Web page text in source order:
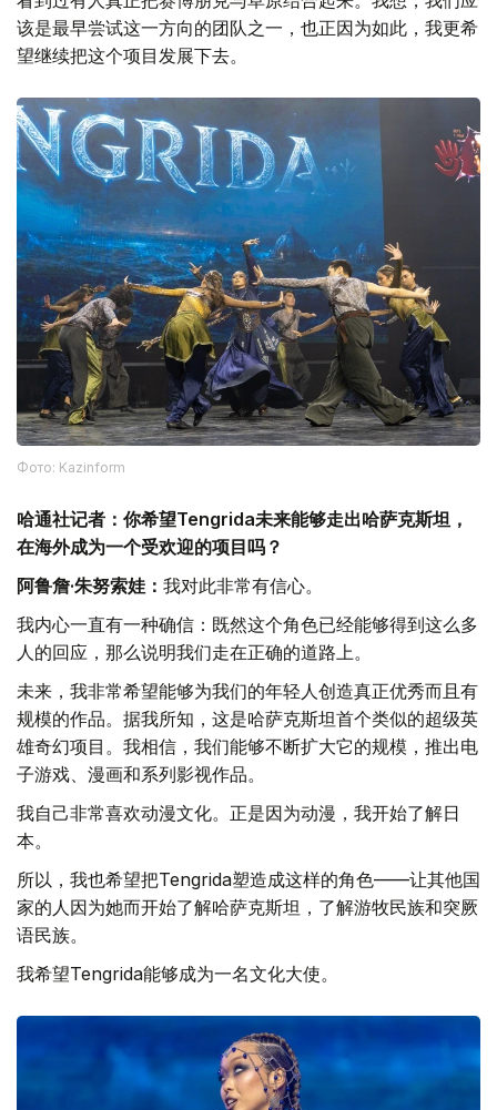
该是最早尝试这一方向的团队之一，也正因为如此，我更希
望继续把这个项目发展下去。
Фото: Kazinform
哈通社记者：你希望Tengrida未来能够走出哈萨克斯坦，
在海外成为一个受欢迎的项目吗？
阿鲁詹·朱努索娃： 我对此非常有信心。
我内心一直有一种确信：既然这个角色已经能够得到这么多
人的回应，那么说明我们走在正确的道路上。
未来，我非常希望能够为我们的年轻人创造真正优秀而且有
规模的作品。据我所知，这是哈萨克斯坦首个类似的超级英
雄奇幻项目。我相信，我们能够不断扩大它的规模，推出电
子游戏、漫画和系列影视作品。
我自己非常喜欢动漫文化。正是因为动漫，我开始了解日
本。
所以，我也希望把Tengrida塑造成这样的角色——让其他国
家的人因为她而开始了解哈萨克斯坦，了解游牧民族和突厥
语民族。
我希望Tengrida能够成为一名文化大使。